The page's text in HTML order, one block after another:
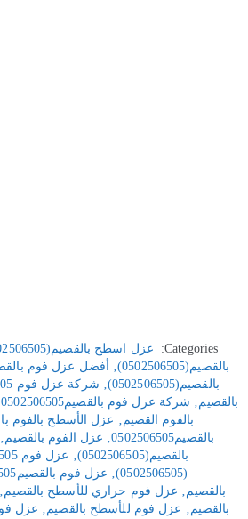
Categories:
عزل اسطح بالقصيم(0502506505)
بالقصيم(0502506505)
‚ أفضل عزل فوم
بالقصيم(0502506505)
‚ شركة عزل فوم 0502506505
بالقصيم‚ شركة عزل فوم بالقصيم0502506505
بالفوم القصيم‚ عزل الأسطح بالفوم
بالقصيم0502506505
‚ عزل الفوم بالقصيم‚
بالقصيم(0502506505)
‚ عزل فوم 0502506505
(0502506505)
‚ عزل فوم بالقصيم0502506505
بالقصيم‚ عزل فوم حراري للأسطح بالقصيم‚
بالقصيم‚ عزل فوم للأسطح بالقصيم‚ عزل